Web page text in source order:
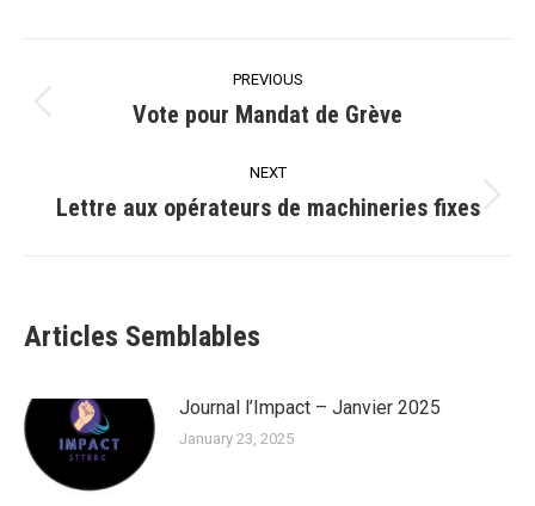
navigation
PREVIOUS
Previous
Vote pour Mandat de Grève
NEXT
Next
Lettre aux opérateurs de machineries fixes
Articles Semblables
Journal l’Impact – Janvier 2025
January 23, 2025